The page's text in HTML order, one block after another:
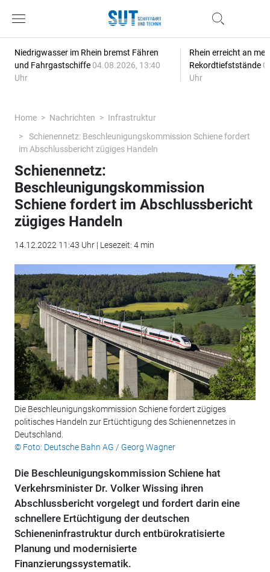
Niedrigwasser im Rhein bremst Fähren
und Fahrgastschiffe 04.08.2026, 13:40
Uhr
Rhein erreicht an
Rekordtiefststände
Uhr
Home Nachrichten
Infrastruktur
Schienennetz: Beschleunigungskommission Schiene fordert
im Abschlussbericht zügiges Handeln
Schienennetz:
Beschleunigungskommission
Schiene fordert im Abschlussbericht
zügiges Handeln
14.12.2022 11:43 Uhr | Lesezeit: 4 min
Die Beschleunigungskommission Schiene fordert zügiges
politisches Handeln zur Ertüchtigung des Schienennetzes in
Deutschland.
© Foto: Deutsche Bahn AG / Georg Wagner
Die Beschleunigungskommission Schiene hat
Verkehrsminister Dr. Volker Wissing ihren
Abschlussbericht vorgelegt und fordert darin eine
schnellere Ertüchtigung der deutschen
Schieneninfrastruktur durch entbürokratisierte
Planung und modernisierte
Finanzierungssystematik.